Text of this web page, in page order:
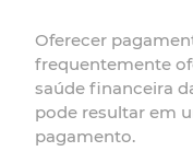
Oferecer
frequentemente
saúde financeira
pode resultar em
pagamento.